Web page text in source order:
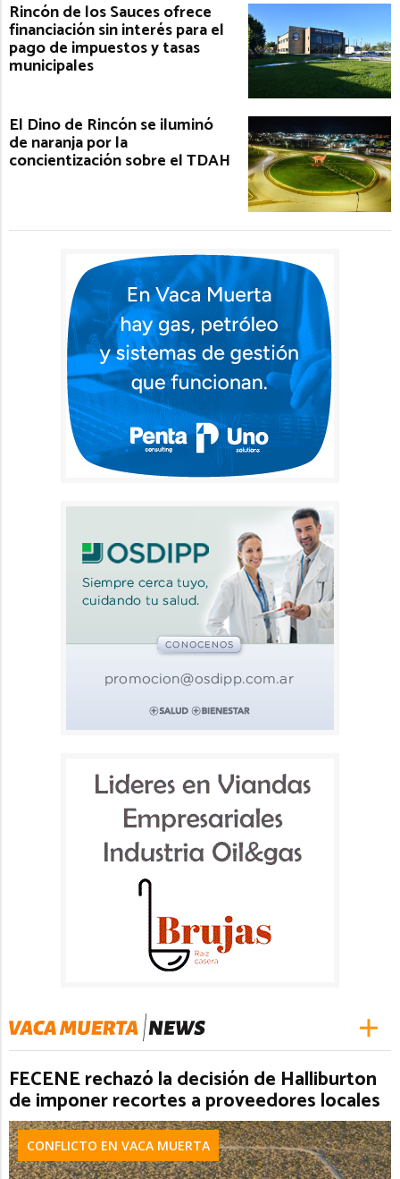
Rincón de los Sauces ofrece
financiación sin interés para el
pago de impuestos y tasas
municipales
El Dino de Rincón se iluminó
de naranja por la
concientización sobre el TDAH
FECENE rechazó la decisión de Halliburton
de imponer recortes a proveedores locales
CONFLICTO EN VACA MUERTA